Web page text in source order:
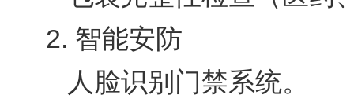
2. 智能安防
人脸识别门禁系统。